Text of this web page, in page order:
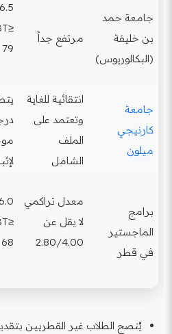
جامعة حمد
بن خليفة
(البكالوريوس)
مرتفع جداً
79
جامعة
كارنيجي
ميلون
انتقائية للغاية
وتعتمد على
الملف
الشامل
برامج
الماجستير
في قطر
معدل تراكمي
لا يقل عن
2.80/4.00
68
يُنصح الطلاب غير القطريين